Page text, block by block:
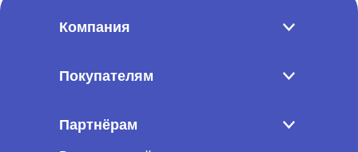
Компания
Покупателям
Партнёрам